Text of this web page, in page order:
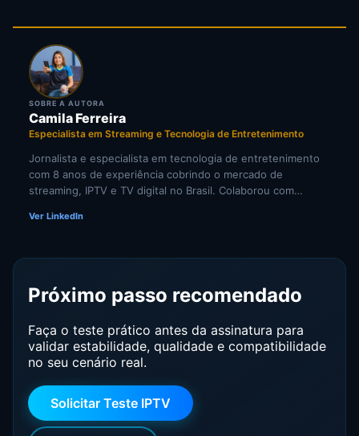
SOBRE A AUTORA
Camila Ferreira
Especialista em Streaming e Tecnologia de Entretenimento
Jornalista e especialista em tecnologia de entretenimento
com 8 anos de experiência cobrindo o mercado de
streaming, IPTV e TV digital no Brasil. Colaborou com
especializados em cultura digital. Pesquisadora
comportamento do consumidor de mídia digital.
Ver LinkedIn
Próximo passo recomendado
Faça o teste prático antes da assinatura para
validar estabilidade, qualidade e compatibilidade
no seu cenário real.
Solicitar Teste IPTV